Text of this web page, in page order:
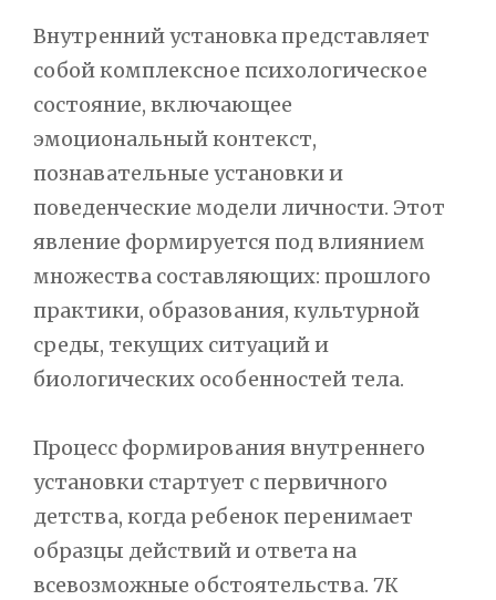
Внутренний установка представляет
собой комплексное психологическое
состояние, включающее
эмоциональный контекст,
познавательные установки и
поведенческие модели личности. Этот
явление формируется под влиянием
множества составляющих: прошлого
практики, образования, культурной
среды, текущих ситуаций и
биологических особенностей тела.
Процесс формирования внутреннего
установки стартует с первичного
детства, когда ребенок перенимает
образцы действий и ответа на
всевозможные обстоятельства. 7К